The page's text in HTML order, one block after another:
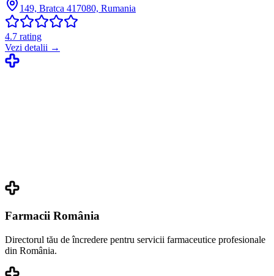
149, Bratca 417080, Rumania
4.7 rating
Vezi detalii →
Farmacii România
Directorul tău de încredere pentru servicii farmaceutice profesionale
din România.